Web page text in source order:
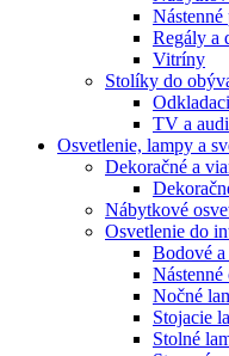
Nástenné
Regály a
Vitríny
Stolíky do
TV a
Osvetlenie, lampy a
Dekoračné a
Nábytkové
Osvetlenie do
Bodové
Nástenné
Nočné
Stojacie
Stolné